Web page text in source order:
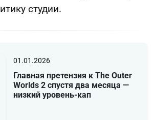
студии.
01.01.2026
Главная претензия к The Outer
Worlds 2 спустя два месяца —
низкий уровень-кап